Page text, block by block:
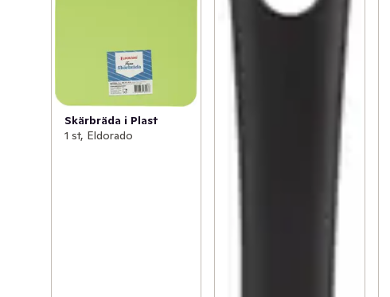
Skärbräda i Plast
1 st, Eldorado